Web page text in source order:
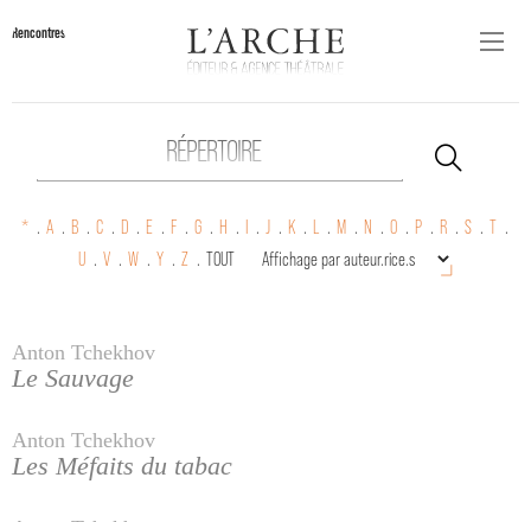
Rencontres
RÉPERTOIRE
* . A . B . C . D . E . F . G . H . . J . K . . M . N . O . P . R . S . T .
U . V . W . Y . Z . TOUT
Anton Tchekhov
Le Sauvage
Anton Tchekhov
Les Méfaits du tabac